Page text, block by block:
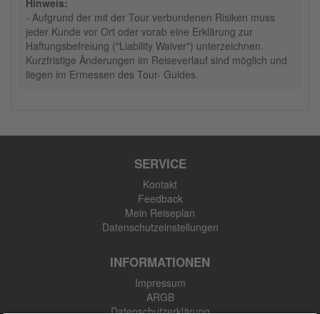
- Aufgrund der mit der Tour verbundenen Risiken muss
jeder Kunde vor Ort oder vorab eine Erklärung zur
Haftungsbefreiung ("Liability Waiver") unterzeichnen.
Kurzfristige Änderungen im Reiseverlauf sind möglich und
liegen im Ermessen des Tour- Guides.
SERVICE
Kontakt
Feedback
Mein Reiseplan
Datenschutzeinstellungen
INFORMATIONEN
Impressum
ARGB
Datenschutzerklärung